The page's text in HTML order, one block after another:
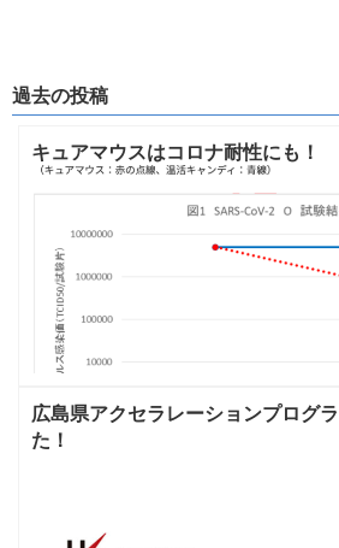
過去の投稿
キュアマウスはコロナ耐性にも！
広島県アクセラレーションプログ
た！